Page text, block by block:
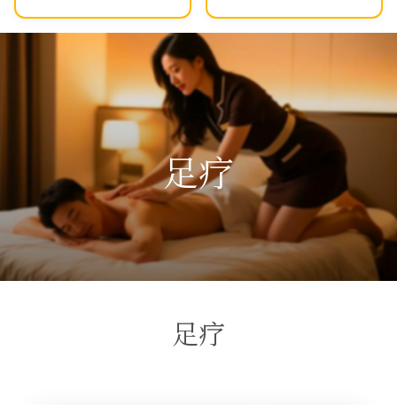
足疗
足疗